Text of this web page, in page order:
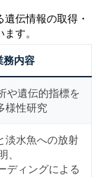
伝情報の取得・
す。
務内容
や遺伝的指標を
様性研究
淡水魚への放射
、
ディングによる